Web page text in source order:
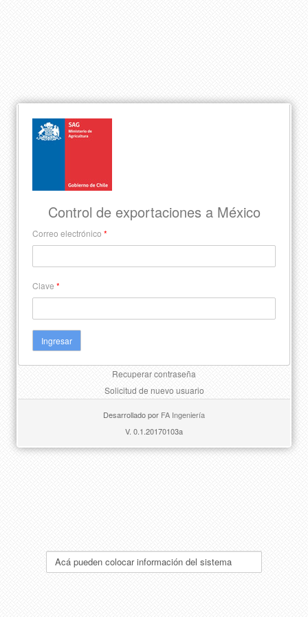
Control de exportaciones a México
Correo electrónico *
Clave *
Recuperar contraseña
Solicitud de nuevo usuario
Desarrollado por FA Ingeniería
V. 0.1.20170103a
Acá pueden colocar información del sistema